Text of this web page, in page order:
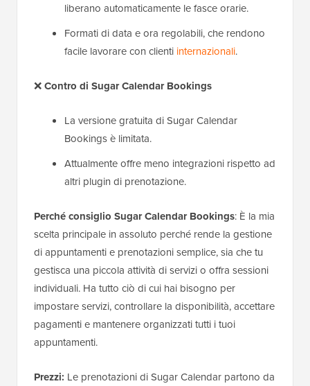
liberano automaticamente le fasce orarie.
Formati di data e ora regolabili, che rendono
facile lavorare con clienti internazionali.
❌Contro di Sugar Calendar Bookings
La versione gratuita di Sugar Calendar
Bookings è limitata.
Attualmente offre meno integrazioni rispetto ad
altri plugin di prenotazione.
Perché consiglio Sugar Calendar Bookings: È la mia
scelta principale in assoluto perché rende la gestione
di appuntamenti e prenotazioni semplice, sia che tu
gestisca una piccola attività di servizi o offra sessioni
individuali. Ha tutto ciò di cui hai bisogno per
impostare servizi, controllare la disponibilità, accettare
pagamenti e mantenere organizzati tutti i tuoi
appuntamenti.
Prezzi: Le prenotazioni di Sugar Calendar partono da